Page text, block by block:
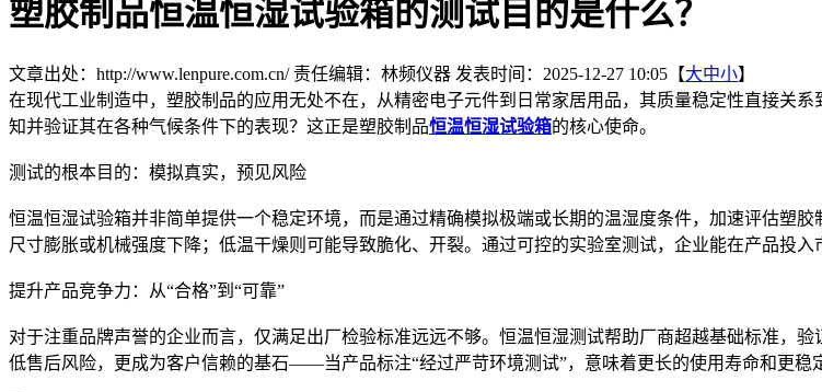
塑胶制品恒温恒湿试验箱的测试目的是什么？
文章出处：http://www.lenpure.com.cn/ 责任编辑：林频仪器 发表时间：2025-12-27 10:05【大中小】
在现代工业制造中，塑胶制品的应用无处不在，从精密电子元件到日常家居用品，其质量稳定性直接关
知并验证其在各种气候条件下的表现？这正是塑胶制品恒温恒湿试验箱的核心使命。
测试的根本目的：模拟真实，预见风险
恒温恒湿试验箱并非简单提供一个稳定环境，而是通过精确模拟极端或长期的温湿度条件，加速评估塑
尺寸膨胀或机械强度下降；低温干燥则可能导致脆化、开裂。通过可控的实验室测试，企业能在产品投
提升产品竞争力：从“合格”到“可靠”
对于注重品牌声誉的企业而言，仅满足出厂检验标准远远不够。恒温恒湿测试帮助厂商超越基础标准，
低售后风险，更成为客户信赖的基石——当产品标注“经过严苛环境测试”，意味着更长的使用寿命和更稳